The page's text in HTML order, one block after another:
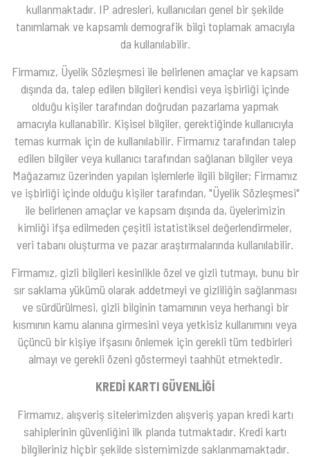
kullanmaktadır. IP adresleri, kullanıcıları genel bir şekilde
tanımlamak ve kapsamlı demografik bilgi toplamak amacıyla
da kullanılabilir.
Firmamız, Üyelik Sözleşmesi ile belirlenen amaçlar ve kapsam
dışında da, talep edilen bilgileri kendisi veya işbirliği içinde
olduğu kişiler tarafından doğrudan pazarlama yapmak
amacıyla kullanabilir. Kişisel bilgiler, gerektiğinde kullanıcıyla
temas kurmak için de kullanılabilir. Firmamız tarafından talep
edilen bilgiler veya kullanıcı tarafından sağlanan bilgiler veya
Mağazamız üzerinden yapılan işlemlerle ilgili bilgiler; Firmamız
ve işbirliği içinde olduğu kişiler tarafından, "Üyelik Sözleşmesi"
ile belirlenen amaçlar ve kapsam dışında da, üyelerimizin
kimliği ifşa edilmeden çeşitli istatistiksel değerlendirmeler,
veri tabanı oluşturma ve pazar araştırmalarında kullanılabilir.
Firmamız, gizli bilgileri kesinlikle özel ve gizli tutmayı, bunu bir
sır saklama yükümü olarak addetmeyi ve gizliliğin sağlanması
ve sürdürülmesi, gizli bilginin tamamının veya herhangi bir
kısmının kamu alanına girmesini veya yetkisiz kullanımını veya
üçüncü bir kişiye ifşasını önlemek için gerekli tüm tedbirleri
almayı ve gerekli özeni göstermeyi taahhüt etmektedir.
KREDİ KARTI GÜVENLİĞİ
Firmamız, alışveriş sitelerimizden alışveriş yapan kredi kartı
sahiplerinin güvenliğini ilk planda tutmaktadır. Kredi kartı
bilgileriniz hiçbir şekilde sistemimizde saklanmamaktadır.